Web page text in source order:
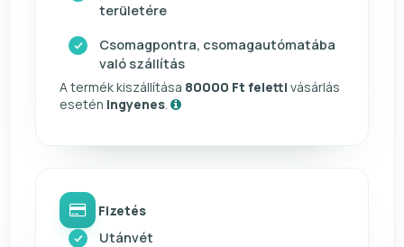
területére
Csomagpontra, csomagautómatába
való szállítás
A termék kiszállítása 80000 Ft feletti vásárlás
esetén ingyenes
Fizetés
Utánvét